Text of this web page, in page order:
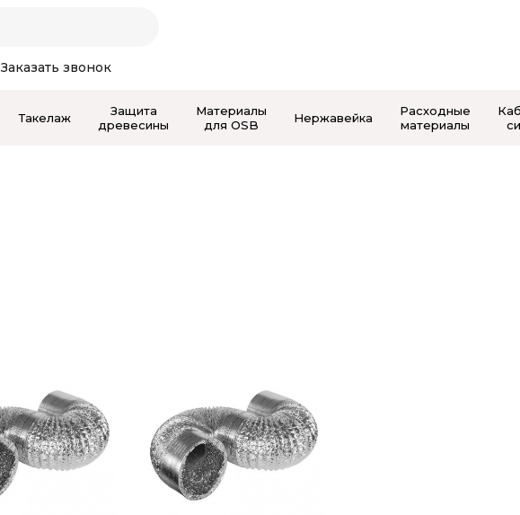
Заказать звонок
Такелаж
Защита
древесины
Материалы
для OSB
Нержавейка
Расходные
материалы